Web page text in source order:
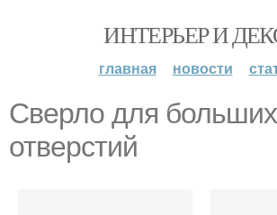
ИНТЕРЬЕР И
главная новости
Сверло для больших
отверстий